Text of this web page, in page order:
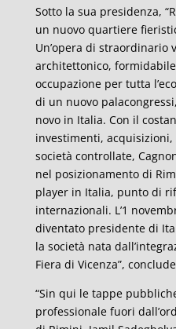
Sotto la sua presidenza,
un nuovo quartiere
Un’opera di straordinario
architettonico,
occupazione per tutta
di un nuovo
novo in Italia. Con il
investimenti,
società controllate,
nel posizionamento di
player in Italia, punto di
internazionali. L’1
diventato presidente di
la società nata
Fiera di Vicenza”,
“Sin qui le tappe
professionale fuori